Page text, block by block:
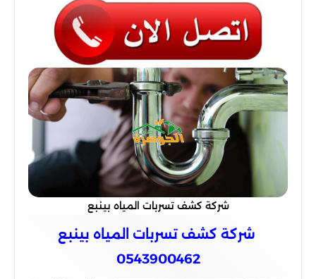
شركة كشف تسربات المياه بينبع
شركة كشف تسربات المياه بينبع
0543900462